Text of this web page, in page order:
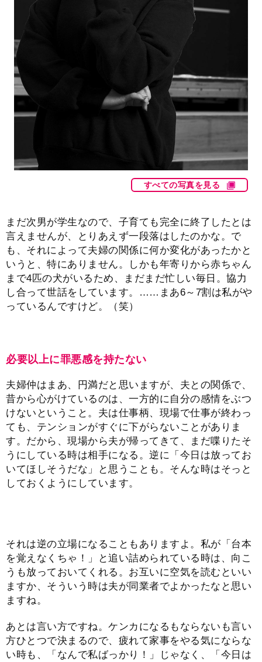
すべての写真を見る
まだ次男が学生なので、子育ても完全に終了したとは
言えませんが、とりあえず一段落はしたのかな。で
も、それによって夫婦の関係に何か変化があったかと
いうと、特にありません。しかも年寄りから赤ちゃん
まで4匹の犬がいるため、まだまだ忙しい毎日。協力
し合って世話をしています。……まあ6～7割は私がや
っているんですけど。（笑）
必要以上に罪悪感を持たない
夫婦仲はまあ、円満だと思いますが、夫との関係で、
昔から心がけているのは、一方的に自分の感情をぶつ
けないということ。夫は仕事柄、現場で仕事が終わっ
ても、テンションがすぐに下がらないことがありま
す。だから、現場から夫が帰ってきて、まだ喋りたそ
うにしている時は相手になる。逆に「今日は放ってお
いてほしそうだな」と思うことも。そんな時はそっと
しておくようにしています。
それは逆の立場になることもありますよ。私が「台本
を覚えなくちゃ！」と追い詰められている時は、向こ
うも放っておいてくれる。お互いに空気を読むといい
ますか、そういう時は夫が同業者でよかったなと思い
ますね。
あとは言い方ですね。ケンカになるもならないも言い
方ひとつで決まるので、疲れて家事をやる気にならな
い時も、「なんで私ばっかり！」じゃなく、「今日は